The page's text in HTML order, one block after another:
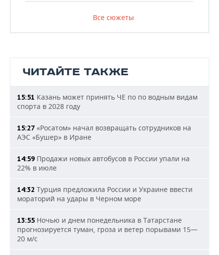
Все сюжеты
ЧИТАЙТЕ ТАКЖЕ
15:51 Казань может принять ЧЕ по по водным видам
спорта в 2028 году
15:27 «Росатом» начал возвращать сотрудников на
АЭС «Бушер» в Иране
14:59 Продажи новых автобусов в России упали на
22% в июле
14:32 Турция предложила России и Украине ввести
мораторий на удары в Черном море
13:55 Ночью и днем понедельника в Татарстане
прогнозируется туман, гроза и ветер порывами 15—
20 м/с